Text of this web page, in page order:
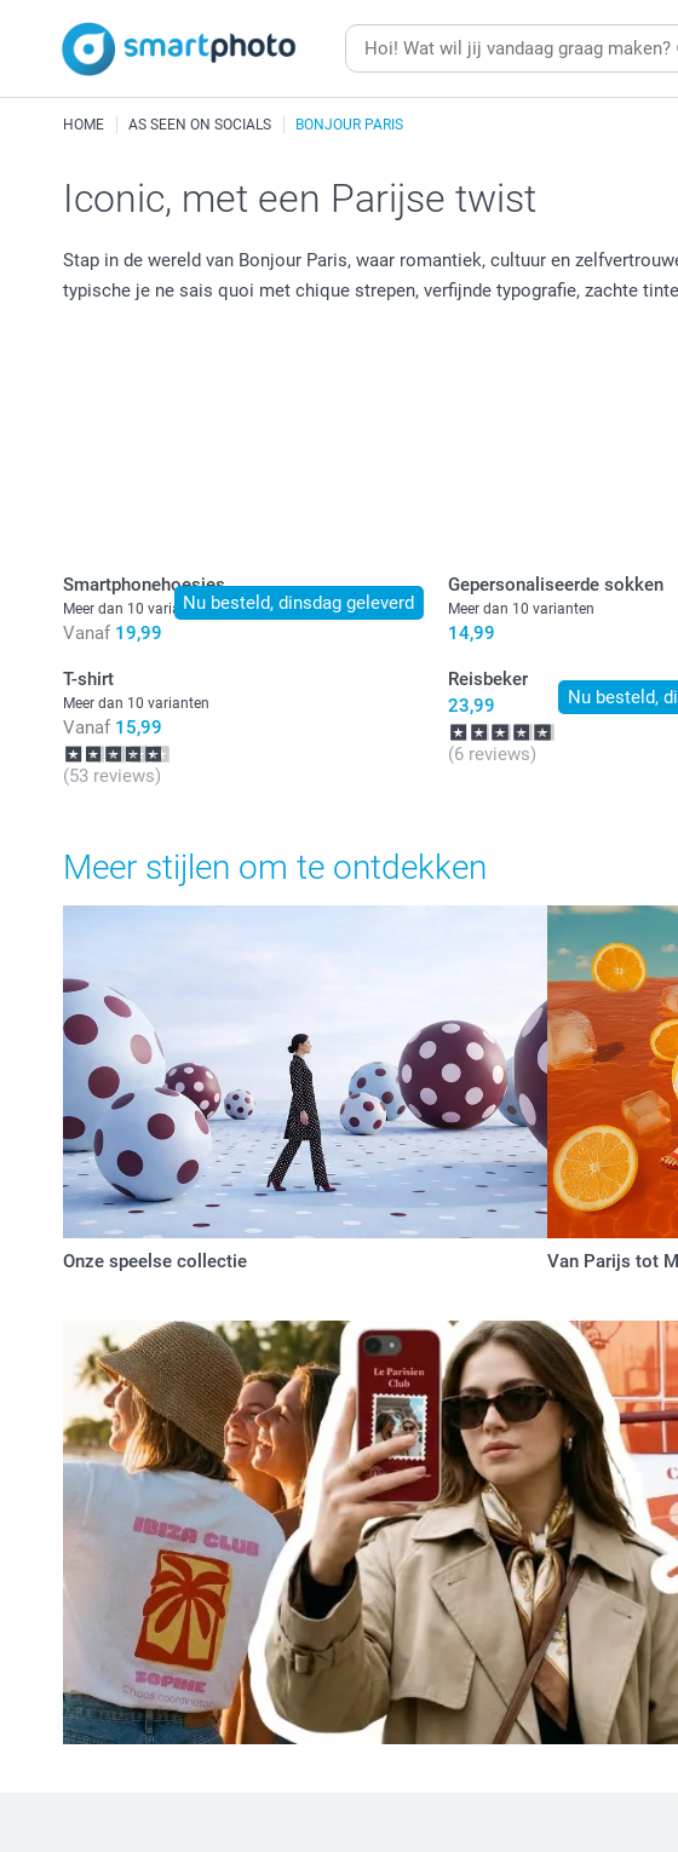
HOME AS SEEN ON SOCIALS BONJOUR PARIS
Iconic, met een Parijse twist
Stap in de wereld van Bonjour Paris, waar romantiek, cultuur en
typische je ne sais quoi met chique strepen, verfijnde typografie, zachte
Nu besteld, dinsdag geleverd
Smartphonehoesjes
Meer dan 10 varianten
Vanaf 19,99
Gepersonaliseerde sokken
Meer dan 10 varianten
14,99
T-shirt
Meer dan 10 varianten
Vanaf 15,99
(53 reviews)
Nu besteld,
Reisbeker
23,99
(6 reviews)
Meer stijlen om te ontdekken
Onze speelse collectie Van Parijs tot